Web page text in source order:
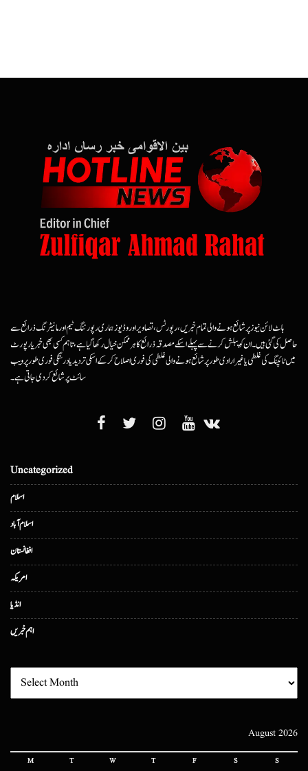
ہاٹ لائن نیوز پر شائع ہونے والی تمام خبریں، رپورٹس، تصاویر اور وڈیوز ہماری رپورٹنگ ٹیم اور مانیٹرنگ ذرائع سے
حاصل کی گئی ہیں۔ ان کو پبلش کرنے سے پہلے اسکے مصدقہ ذرائع کا ہرممکن خیال رکھا گیا ہے، تاہم کسی بھی خبر یا رپورٹ
میں ٹائپنگ کی غلطی یا غیرارادی طور پر شائع ہونے والی غلطی کی فوری اصلاح کرکے اسکی تردید یا درستگی فوری طور پر ویب
سائٹ پر شائع کردی جاتی ہے۔
Uncategorized
اسلام
اسلام آباد
افغانستان
امریکہ
انڈیا
اہم خبریں
August 2026
M T W T F S S